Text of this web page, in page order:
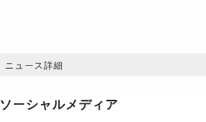
ニュース詳細
ソーシャルメディア